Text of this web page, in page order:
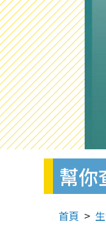
幫你
首頁